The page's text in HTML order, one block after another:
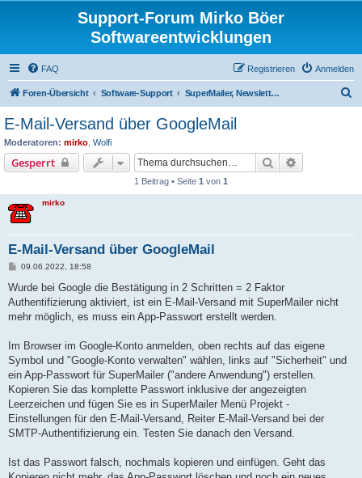
Support-Forum Mirko Böer
Softwareentwicklungen
FAQ Anmelden
Registrieren
Foren-Übersicht Software-Support SuperMailer, Newsletter Software und BirthdayMailer
E-Mail-Versand über GoogleMail
Moderatoren: mirko Wolfi
Gesperrt Suche
1 Beitrag • Seite 1 von 1
mirko
E-Mail-Versand über GoogleMail
B
i
r
a
09.06.2022, 18:58
Wurde bei Google die Bestätigung in 2 Schritten = 2 Faktor
Authentifizierung aktiviert, ist ein E-Mail-Versand mit SuperMailer nicht
mehr möglich, es muss ein App-Passwort erstellt werden.
Im Browser im Google-Konto anmelden, oben rechts auf das eigene
Symbol und "Google-Konto verwalten" wählen, links auf "Sicherheit" und
ein App-Passwort für SuperMailer ("andere Anwendung") erstellen.
Kopieren Sie das komplette Passwort inklusive der angezeigten
Leerzeichen und fügen Sie es in SuperMailer Menü Projekt -
Einstellungen für den E-Mail-Versand, Reiter E-Mail-Versand bei der
SMTP-Authentifizierung ein. Testen Sie danach den Versand.
Ist das Passwort falsch, nochmals kopieren und einfügen. Geht das